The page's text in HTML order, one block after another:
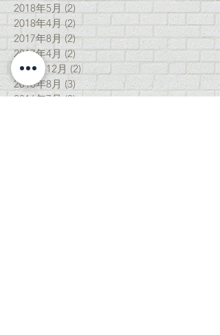
2018年5月 (2) 2 篇文章
2018年4月 (2)2 篇文章
2017年8月 (2)2 篇文章
2017年4月 (2) 2 篇文章
2016年12月 (2) 2 篇文章
2016年8月 (3) 3 篇文章
2016年7月 (3)3 篇文章